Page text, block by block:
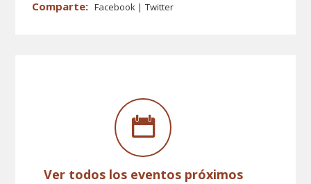
Facebook Twitter
Ver todos los eventos próximos